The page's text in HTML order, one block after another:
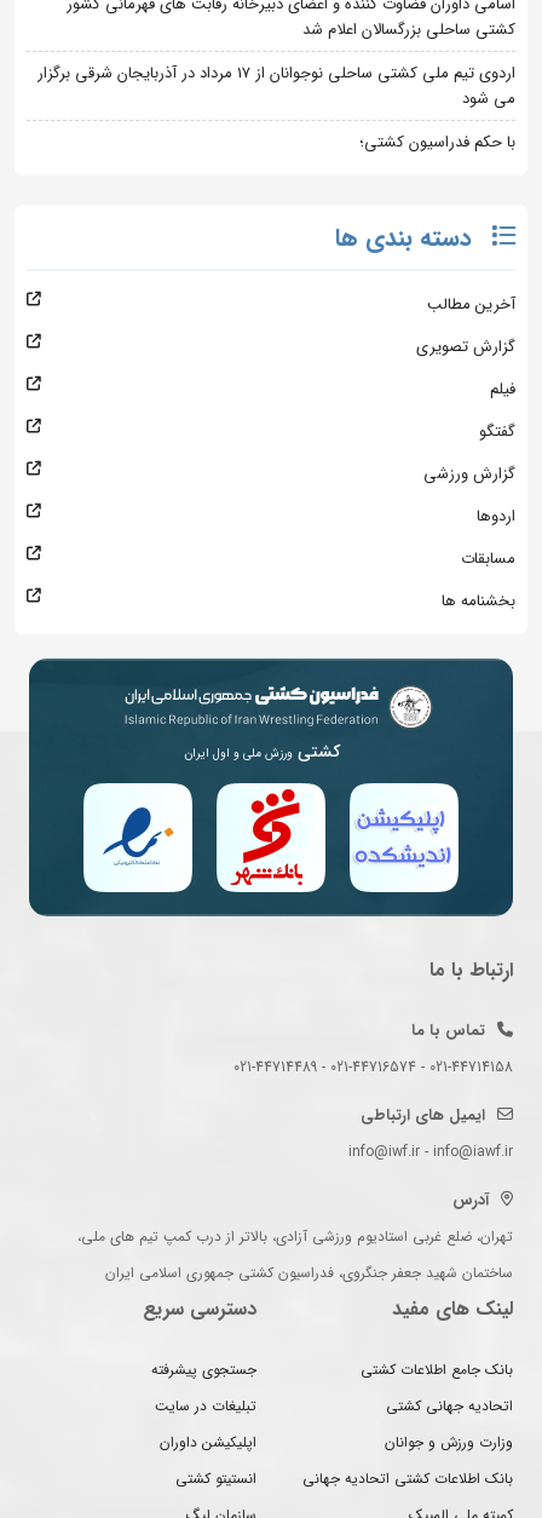
کشتی ساحلی بزرگسالان اعلام شد
اردوی تیم ملی کشتی ساحلی نوجوانان از 17 مرداد در آذربایجان شرقی برگزار
می شود
با حکم فدراسیون کشتی؛
دسته بندی ها
آخرین مطالب
گزارش تصویری
فیلم
گفتگو
گزارش ورزشی
اردوها
مسابقات
بخشنامه ها
کشتی ورزش ملی و اول ایران
ارتباط با ما
تماس با ما
021-44714158 - 021-44716574 - 021-44714489
ایمیل های ارتباطی
info@iwf.ir - info@iawf.ir
آدرس
تهران، ضلع غربی استادیوم ورزشی آزادی، بالاتر از درب کمپ تیم های ملی،
ساختمان شهید جعفر جنگروی، فدراسیون کشتی جمهوری اسلامی ایران
لینک های مفید
بانک جامع اطلاعات کشتی
اتحادیه جهانی کشتی
وزارت ورزش و جوانان
بانک اطلاعات کشتی اتحادیه جهانی
دسترسی سریع
جستجوی پیشرفته
تبلیغات در سایت
اپلیکیشن داوران
انستیتو کشتی